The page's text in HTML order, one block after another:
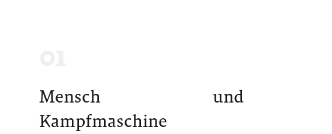
Mensch und
Kampfmaschine